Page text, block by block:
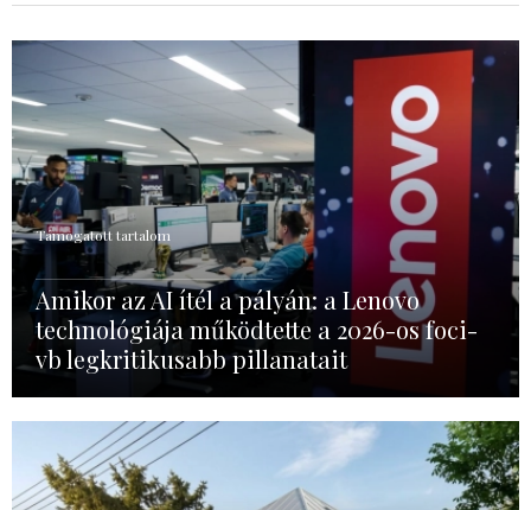
Támogatott tartalom
Amikor az AI ítél a pályán: a Lenovo
technológiája működtette a 2026-os foci-
vb legkritikusabb pillanatait